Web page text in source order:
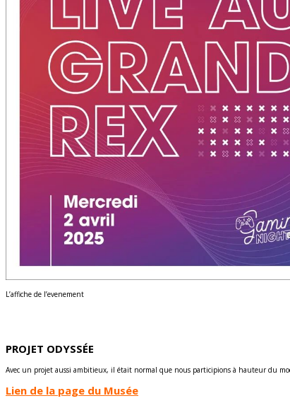
L’affiche de l’evenement
PROJET ODYSSÉE
Avec un projet aussi ambitieux, il était normal que nous participions à hauteur du
Lien de la page du Musée